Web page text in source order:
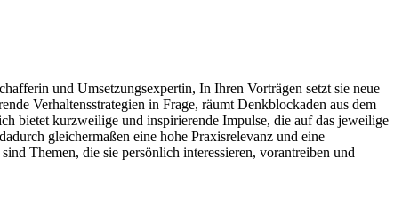
und Umsetzungsexpertin, In Ihren Vorträgen setzt sie neue
Verhaltensstrategien in Frage, räumt Denkblockaden aus dem
bietet kurzweilige und inspirierende Impulse, die auf das jeweilige
gleichermaßen eine hohe Praxisrelevanz und eine
Themen, die sie persönlich interessieren, vorantreiben und